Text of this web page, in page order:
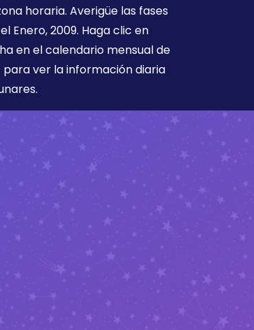
horaria. Averigüe las fases
Enero, 2009. Haga clic en
en el calendario mensual de
para ver la información diaria